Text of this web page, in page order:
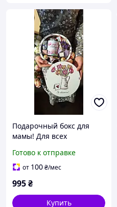
Подарочный бокс для
мамы! Для всех
Универсальный подарок
маме!
Готово к отправке
от 100₴/мес
995₴
Купить